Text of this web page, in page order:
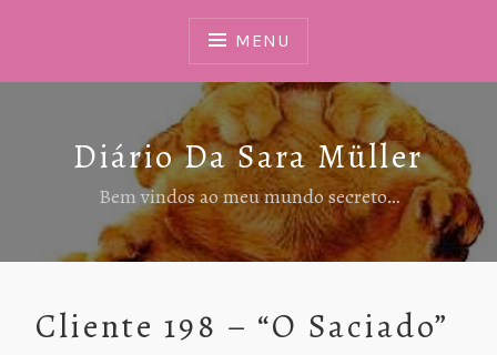
MENU
Diário Da Sara Müller
Bem vindos ao meu mundo secreto…
Cliente 198 – “O Saciado”